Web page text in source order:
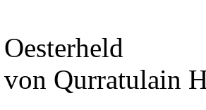
Qurratulain